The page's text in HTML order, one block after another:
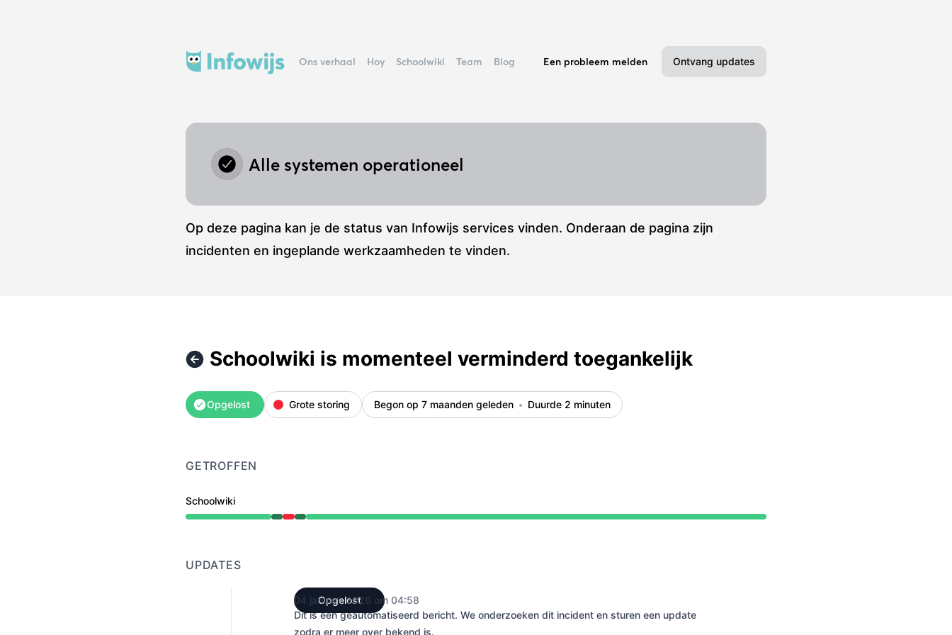
Ons verhaal Hoy Schoolwiki Team Blog Een probleem melden Ontvang updates
Alle systemen operationeel
Op deze pagina kan je de status van Infowijs services vinden. Onderaan de pagina zijn
incidenten en ingeplande werkzaamheden te vinden.
Schoolwiki is momenteel verminderd toegankelijk
Opgelost Grote storing Begon op 7 maanden geleden Duurde 2 minuten
GETROFFEN
Schoolwiki
Operationeel van 4:56 AM naar 4:56 AM, Grote storing van 4:56 AM naar 4:58 AM, Operationeel van 4:58 AM naar 4:58 AM
UPDATES
Opgelost
04 januari, 2026 om 04:58
Dit is een geautomatiseerd bericht. We onderzoeken dit incident en sturen een update
zodra er meer over bekend is.